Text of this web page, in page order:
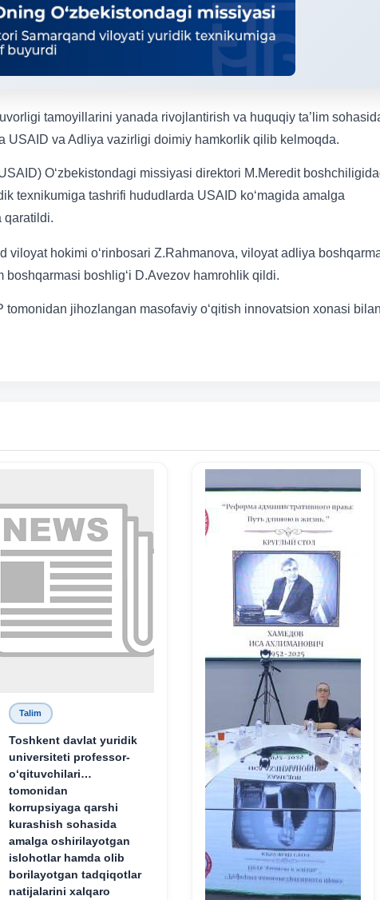
tamoyillarini yanada rivojlantirish va huquqiy ta’lim
USAID va Adliya vazirligi doimiy hamkorlik qilib kelmoqda.
O‘zbekistondagi missiyasi direktori M.Meredit
texnikumiga tashrifi hududlarda USAID ko‘magida amalga
qaratildi.
viloyat hokimi o‘rinbosari Z.Rahmanova, viloyat adliya
boshqarmasi boshlig‘i D.Avezov hamrohlik qildi.
jihozlangan masofaviy o‘qitish innovatsion xonasi bilan
Talim
Toshkent davlat yuridik
universiteti professor-
o‘qituvchilari
tomonidan
korrupsiyaga qarshi
kurashish sohasida
amalga oshirilayotgan
islohotlar hamda olib
borilayotgan tadqiqotlar
natijalarini xalqaro